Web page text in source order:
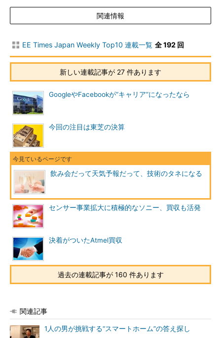
関連情報
EE Times Japan Weekly Top10 連載一覧 全 192 回
新しい連載記事が 27 件あります
GoogleやFacebookが“キャリア”になったなら
今回の注目は東芝の決算
飲み会だって天気予報だって、技術のタネになる
センサー事業拡大に積極的なソニー、買収も活発
決着がついたAtmel買収
過去の連載記事が 160 件あります
関連記事
1人の男が挑戦する“スマートホーム”の答え探し